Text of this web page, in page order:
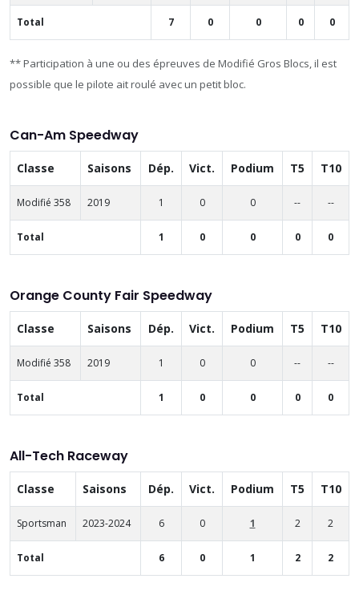
Total 7 0 0 0 0
** Participation à une ou des épreuves de Modifié Gros Blocs, il est
possible que le pilote ait roulé avec un petit bloc.
Can-Am Speedway
Classe Saisons Dép. Vict. Podium T5 T10
Modifié 358 2019 1 0 0 -- --
Total 1 0 0 0 0
Orange County Fair Speedway
Classe Saisons Dép. Vict. Podium T5 T10
Modifié 358 2019 1 0 0 -- --
Total 1 0 0 0 0
All-Tech Raceway
Classe Saisons Dép. Vict. Podium T5 T10
Sportsman 2023-2024 6 0 1 2 2
Total 6 0 1 2 2